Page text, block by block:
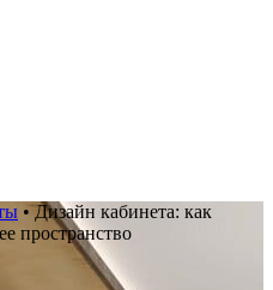
•Дизайн кабинета: как
пространство